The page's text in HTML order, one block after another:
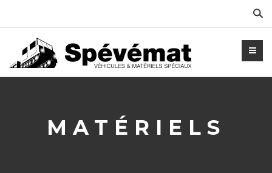
MATÉRIELS